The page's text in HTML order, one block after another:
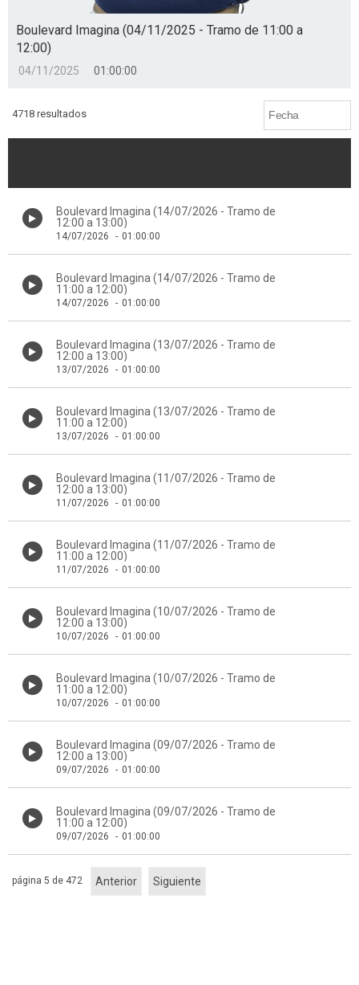
Boulevard Imagina (04/11/2025 - Tramo de 11:00 a
12:00)
04/11/2025 01:00:00
4718 resultados
Boulevard Imagina (14/07/2026 - Tramo de
12:00 a 13:00)
14/07/2026 - 01:00:00
Boulevard Imagina (14/07/2026 - Tramo de
11:00 a 12:00)
14/07/2026 - 01:00:00
Boulevard Imagina (13/07/2026 - Tramo de
12:00 a 13:00)
13/07/2026 - 01:00:00
Boulevard Imagina (13/07/2026 - Tramo de
11:00 a 12:00)
13/07/2026 - 01:00:00
Boulevard Imagina (11/07/2026 - Tramo de
12:00 a 13:00)
11/07/2026 - 01:00:00
Boulevard Imagina (11/07/2026 - Tramo de
11:00 a 12:00)
11/07/2026 - 01:00:00
Boulevard Imagina (10/07/2026 - Tramo de
12:00 a 13:00)
10/07/2026 - 01:00:00
Boulevard Imagina (10/07/2026 - Tramo de
11:00 a 12:00)
10/07/2026 - 01:00:00
Boulevard Imagina (09/07/2026 - Tramo de
12:00 a 13:00)
09/07/2026 - 01:00:00
Boulevard Imagina (09/07/2026 - Tramo de
11:00 a 12:00)
09/07/2026 - 01:00:00
Anterior Siguiente
página 5 de 472